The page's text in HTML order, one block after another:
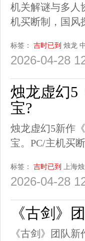
机关解谜与多人
机买断制，国风
标签： 吉时已到 烛龙
2026-04-28
烛龙虚幻5
宝?
烛龙虚幻5新作
宝。PC/主机买
标签： 吉时已到 上海
2026-04-28
《古剑》
《古剑》团队